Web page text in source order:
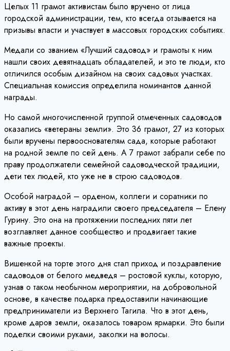
Целых 11 грамот активистам было вручено от лица
городской администрации, тем, кто всегда отзывается на
призывы власти и участвует в массовых городских событиях.
Медали со званием «Лучший садовод» и грамоты к ним
нашли своих девятнадцать обладателей, и это те люди, кто
отличился особым дизайном на своих садовых участках.
Специальная комиссия определила номинантов данной
награды.
Но самой многочисленной группой отмеченных садоводов
оказались «ветераны земли». Это 36 грамот, 27 из которых
были вручены первооснователям сада, которые работают
на родной земле по сей день. А 7 грамот забрали себе по
праву продолжатели семейной садоводческой традиции,
дети тех людей, кто уже не в строю садоводов.
Особой наградой – орденом, коллеги и соратники по
активу в этот день наградили своего председателя – Елену
Гурину. Это она на протяжении последних пяти лет
возглавляет данное сообщество и продвигает такие
важные проекты.
Вишенкой на торте этого дня стал приход и поздравление
садоводов от белого медведя – ростовой куклы, которую,
узнав о таком необычном мероприятии, на добровольной
основе, в качестве подарка предоставили начинающие
предприниматели из Верхнего Тагила. Что в этот день,
кроме даров земли, оказалось товаром ярмарки. Это были
поделки своими руками, заколки на волосы.